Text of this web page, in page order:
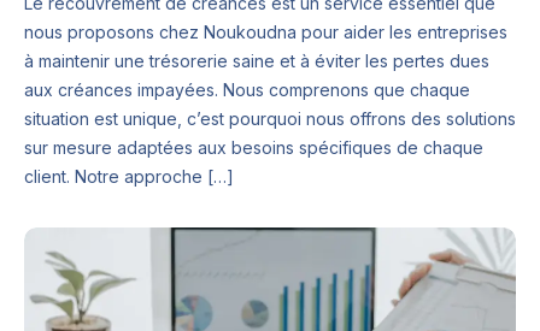
nous proposons chez Noukoudna pour aider les entreprises
à maintenir une trésorerie saine et à éviter les pertes dues
aux créances impayées. Nous comprenons que chaque
situation est unique, c’est pourquoi nous offrons des solutions
sur mesure adaptées aux besoins spécifiques de chaque
client. Notre approche […]